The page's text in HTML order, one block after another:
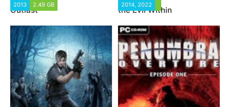
2013 2.49 GB
Outlast
2014, 2022
the Evil Within